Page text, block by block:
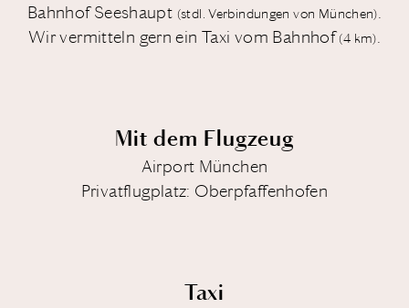
Bahnhof Seeshaupt (stdl. Verbindungen von München).
Wir vermitteln gern ein Taxi vom Bahnhof(4 km).
Mit dem Flugzeug
Airport München
Privatflugplatz: Oberpfaffenhofen
Taxi